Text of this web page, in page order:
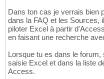
Dans ton cas je verrais bien
dans la FAQ et les Sources,
piloter Excel à partir
en faisant une recherche
Lorsque tu es dans le
saisie Excel et dans la liste
Access.